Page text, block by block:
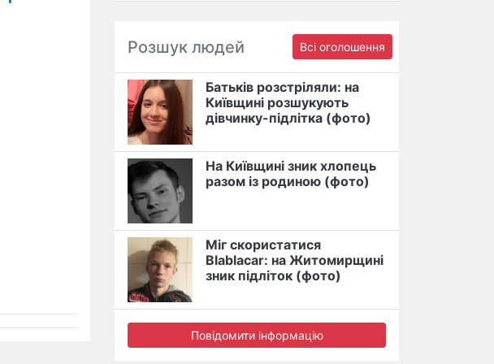
Розшук людей Всі оголошення
Батьків розстріляли: на
Київщині розшукують
дівчинку-підлітка (фото)
На Київщині зник хлопець
разом із родиною (фото)
Міг скористатися
Blablacar: на Житомирщині
зник підліток (фото)
Повідомити інформацію